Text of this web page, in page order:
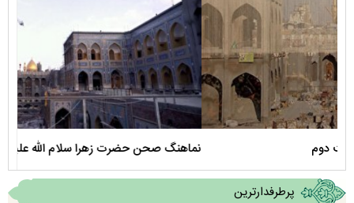
نماهنگ صحن حضرت زهرا سلام الله علیها
پرطرفدارترین